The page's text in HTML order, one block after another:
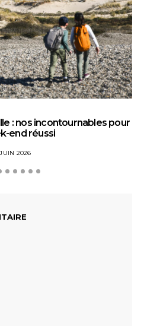
: nos incontournables pour
end réussi
2026